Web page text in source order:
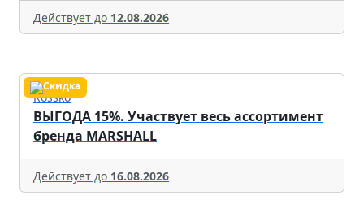
Действует до 12.08.2026
Rossko
ВЫГОДА 15%. Участвует весь ассортимент
бренда MARSHALL
Действует до 16.08.2026